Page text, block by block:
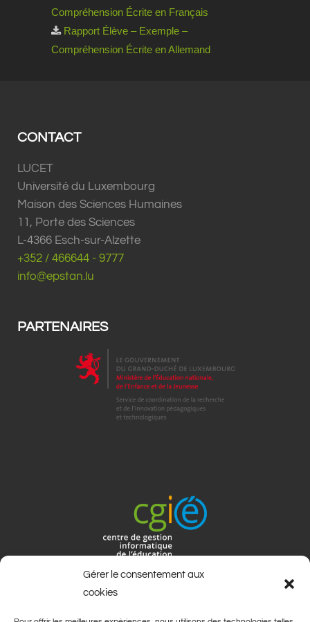
Gérer le consentement aux
cookies
Compréhension Écrite en Français
Rapport Élève – Exemple –
Compréhension Écrite en Allemand
CONTACT
LUCET
Université du Luxembourg
Maison des Sciences Humaines
11, Porte des Sciences
L-4366 Esch-sur-Alzette
+352 / 466644 - 9777
info@epstan.lu
PARTENAIRES